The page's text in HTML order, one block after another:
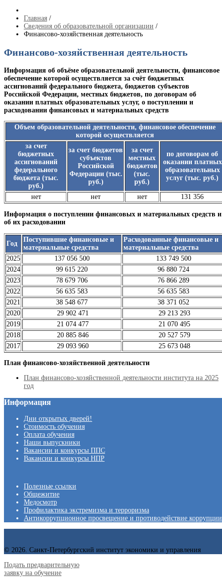
Главная /
Сведения об образовательной организации /
Финансово-хозяйственная деятельность
Финансово-хозяйственная деятельность
Информация об объёме образовательной деятельности, финансовое
обеспечение которой осуществляется за счёт бюджетных
ассигнований федерального бюджета, бюджетов субъектов
Российской Федерации, местных бюджетов, по договорам об
оказании платных образовательных услуг, о поступлении и
расходовании финансовых и материальных средств
Объем образовательной деятельности, финансовое обеспечение
которой осуществляется
за счет
бюджетных
ассигнований
федерального
бюджета (тыс.
руб.)
за счет бюджетов
субъектов
Российской
Федерации (тыс.
руб.)
за счет
местных
бюджетов
(тыс.
руб.)
по договорам об
оказании платных
образовательных
услуг (тыс. руб.)
нет нет нет 131 356
Информация о поступлении финансовых и материальных средств и
об их расходовании
Год
Поступившие финансовые и
материальные средства
Расходованные финансовые и
материальные средства
2025
137 056 500
133 749 500
2024
99 615 220
96 880 724
2023
78 679 706
76 866 289
2022
56 635 583
56 635 583
2021
38 548 677
38 371 052
2020
29 902 471
29 213 293
2019
21 074 477
21 070 495
2018
20 885 846
20 527 579
2017
29 093 960 25 673 048
План финансово-хозяйственной деятельности
План финансово-хозяйственной деятельности института на 2025
год
Информация
Дни открытых дверей!
Стоимость обучения
Оплата обучения
Наши выпускники
Вакансии и конкурсы ППС
Вакансии и конкурсы НПР
Полезные ссылки
Общежитие
Медосмотр
Профилактика экстремизма и терроризма
Антикоррупционное просвещение и противодействие коррупции
© 2026. Санкт-Петербургский институт экономики и управления
Подать предварительную
заявку на обучение